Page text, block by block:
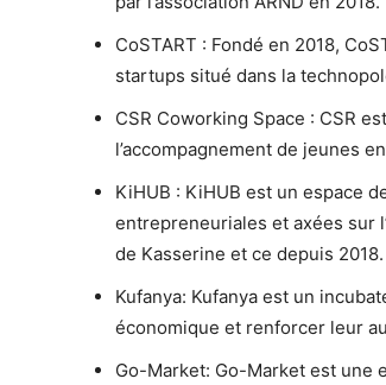
CoSTART : Fondé en 2018,
startups situé dans la
CSR Coworking Space : CSR
l’accompagnement de jeunes
KiHUB : KiHUB est un espace
entrepreneuriales et axées sur
de Kasserine et ce depuis 2018.
Kufanya: Kufanya est un
économique et renforcer leur
Go-Market: Go-Market est une